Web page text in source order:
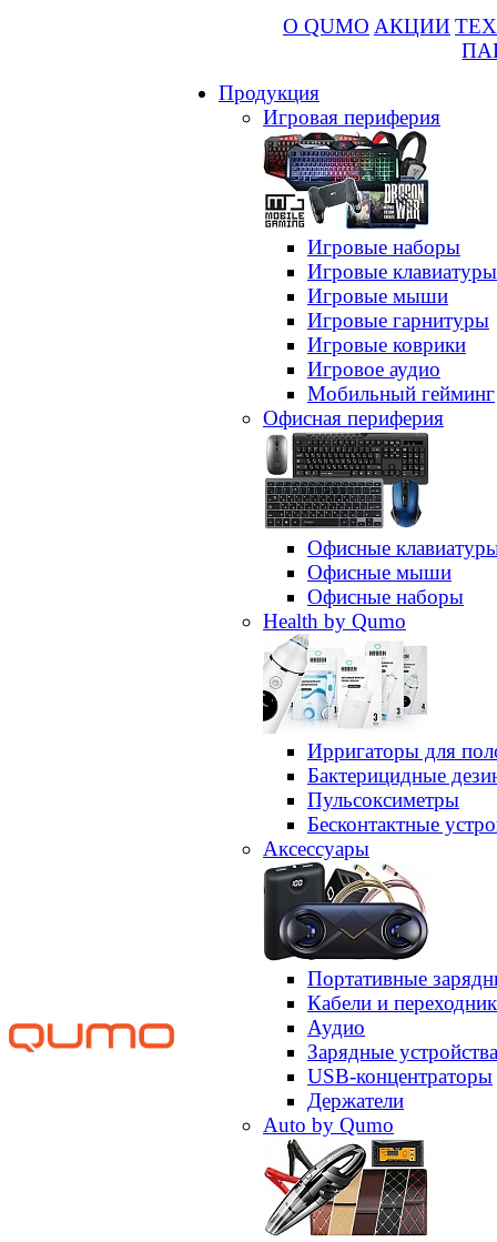
О QUMO АКЦИИ
Продукция
Игровая периферия
Игровые наборы
Игровые клавиатуры
Игровые мыши
Игровые гарнитуры
Игровые коврики
Игровое аудио
Мобильный гейминг
Офисная периферия
Офисные
Офисные мыши
Офисные наборы
Health by Qumo
Ирригаторы для
Бактерицидные
Пульсоксиметры
Бесконтактные
Аксессуары
Портативные
Кабели и
Аудио
Зарядные устройства
USB-концентраторы
Держатели
Auto by Qumo